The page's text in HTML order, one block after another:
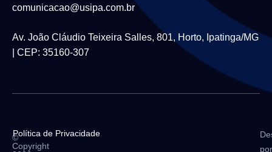
comunicacao@usipa.com.br
Av. João Cláudio Teixeira Salles, 801, Horto, Ipatinga/MG
| CEP: 35160-307
©
Copyright
Política de Privacidade
por